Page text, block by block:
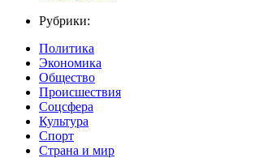
Рубрики:
Политика
Экономика
Общество
Происшествия
Соцсфера
Культура
Спорт
Страна и мир